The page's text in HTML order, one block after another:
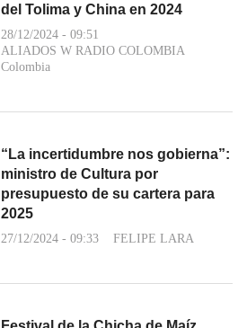
del Tolima y China en 2024
28/12/2024 - 09:51
ALIADOS W RADIO COLOMBIA
Colombia
“La incertidumbre nos gobierna”:
ministro de Cultura por
presupuesto de su cartera para
2025
27/12/2024 - 09:33 FELIPE LARA